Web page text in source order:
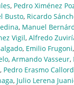
, Pedro Ximénez
Busto, Ricardo
, Manuel
Vigil, Alfredo
, Emilio Frugoni,
, Armando Vasseur,
, Pedro Erasmo
, Julio Lerena